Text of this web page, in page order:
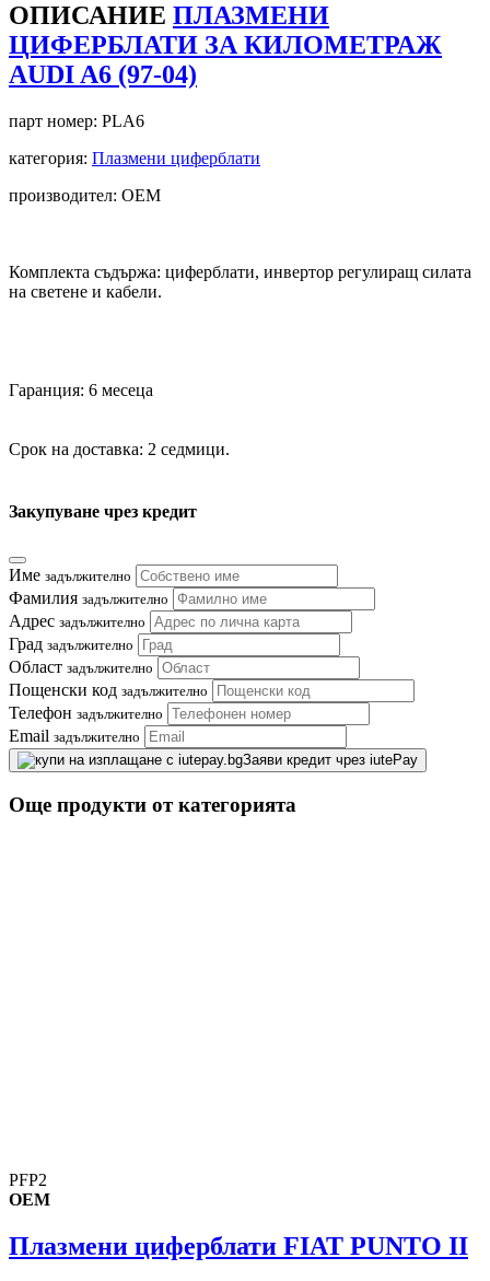
ОПИСАНИЕ ПЛАЗМЕНИ
ЦИФЕРБЛАТИ ЗА КИЛОМЕТРАЖ
AUDI A6 (97-04)
парт номер: PLA6
категория: Плазмени циферблати
производител: OEM
Комплекта съдържа: циферблати, инвертор регулиращ силата
на светене и кабели.
Гаранция: 6 месеца
Срок на доставка: 2 седмици.
Закупуване чрез кредит
Име задължително
Фамилия задължително
Адрес задължително
Град задължително
Област задължително
Пощенски код задължително
Телефон задължително
Email задължително
Заяви кредит чрез iutePay
Още продукти от категорията
PFP2
OEM
Плазмени циферблати FIAT PUNTO II